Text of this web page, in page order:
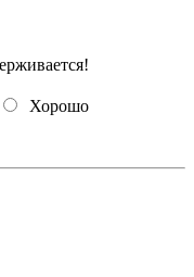
Хорошо